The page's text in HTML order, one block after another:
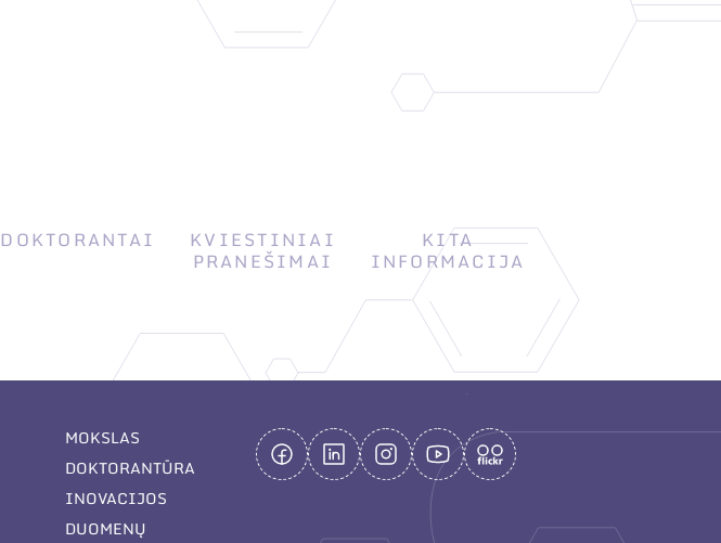
DOKTORANTAI KVIESTINIAI
PRANEŠIMAI
KITA
INFORMACIJA
MOKSLAS
DOKTORANTŪRA
INOVACIJOS
DUOMENŲ